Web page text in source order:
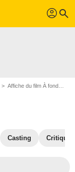
profil search
Affiche du film À fond - Photo 1
Casting